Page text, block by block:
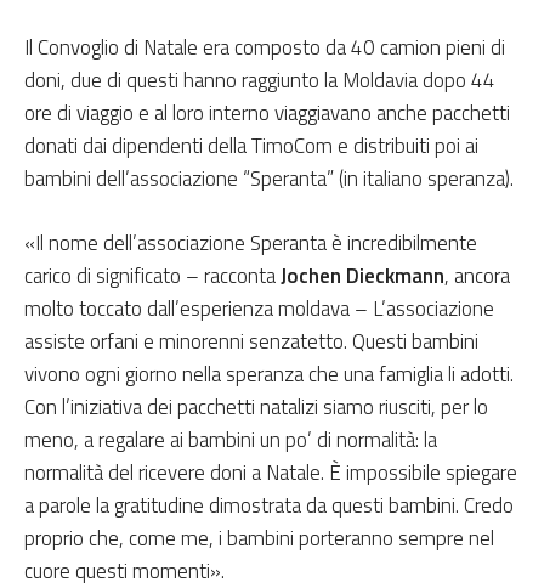
Il Convoglio di Natale era composto da 40 camion pieni di
doni, due di questi hanno raggiunto la Moldavia dopo 44
ore di viaggio e al loro interno viaggiavano anche pacchetti
donati dai dipendenti della TimoCom e distribuiti poi ai
bambini dell’associazione “Speranta” (in italiano speranza).
«Il nome dell’associazione Speranta è incredibilmente
carico di significato – raccontaJochen Dieckmann, ancora
molto toccato dall’esperienza moldava – L’associazione
assiste orfani e minorenni senzatetto. Questi bambini
vivono ogni giorno nella speranza che una famiglia li adotti.
Con l’iniziativa dei pacchetti natalizi siamo riusciti, per lo
meno, a regalare ai bambini un po’ di normalità: la
normalità del ricevere doni a Natale. È impossibile spiegare
a parole la gratitudine dimostrata da questi bambini. Credo
proprio che, come me, i bambini porteranno sempre nel
cuore questi momenti».